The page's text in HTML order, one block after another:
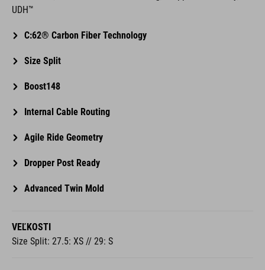
UDH™
C:62® Carbon Fiber Technology
Size Split
Boost148
Internal Cable Routing
Agile Ride Geometry
Dropper Post Ready
Advanced Twin Mold
VEĽKOSTI
Size Split: 27.5: XS // 29: S